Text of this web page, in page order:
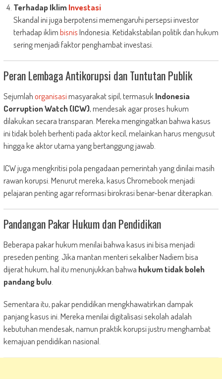
Terhadap IklimInvestasi
Skandal ini juga berpotensi memengaruhi persepsi investor
terhadap iklimbisnisIndonesia. Ketidakstabilan politik dan hukum
sering menjadi faktor penghambat investasi.
Peran Lembaga Antikorupsi dan Tuntutan Publik
Sejumlahorganisasimasyarakat sipil, termasuk Indonesia
Corruption Watch (ICW), mendesak agar proses hukum
dilakukan secara transparan. Mereka mengingatkan bahwa kasus
ini tidak boleh berhenti pada aktor kecil, melainkan harus mengusut
hingga ke aktor utama yang bertanggung jawab.
ICW juga mengkritisi pola pengadaan pemerintah yang dinilai masih
rawan korupsi. Menurut mereka, kasus Chromebook menjadi
pelajaran penting agar reformasi birokrasi benar-benar diterapkan.
Pandangan Pakar Hukum dan Pendidikan
Beberapa pakar hukum menilai bahwa kasus ini bisa menjadi
preseden penting. Jika mantan menteri sekaliber Nadiem bisa
dijerat hukum, hal itu menunjukkan bahwa hukum tidak boleh
pandang bulu.
Sementara itu, pakar pendidikan mengkhawatirkan dampak
panjang kasus ini. Mereka menilai digitalisasi sekolah adalah
kebutuhan mendesak, namun praktik korupsi justru menghambat
kemajuan pendidikan nasional.